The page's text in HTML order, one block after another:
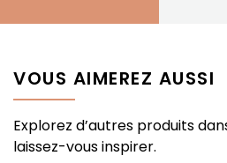
VOUS AIMEREZ AUSSI
Explorez d’autres produits
laissez-vous inspirer.